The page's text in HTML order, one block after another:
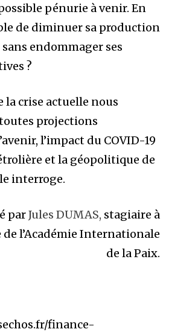
pénurie à venir. En
de diminuer sa production
endommager ses
?
la crise actuelle nous
projections
l’impact du COVID-19
et la géopolitique de
interroge.
parJules DUMAS, stagiaire à
de l’Académie Internationale
de la Paix.
finance-